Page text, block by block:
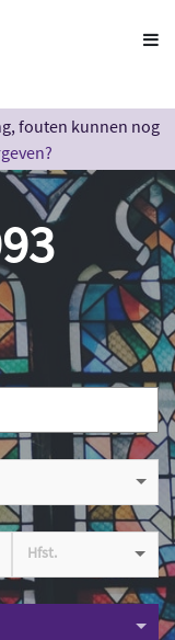
fouten kunnen nog
Hfst.